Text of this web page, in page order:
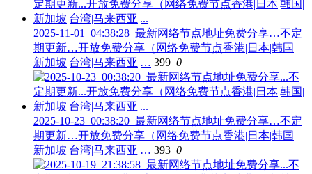
2025-11-01_04:38:28_最新网络节点地址免费分享…不定
期更新…开放免费分享（网络免费节点香港|日本|韩国|
新加坡|台湾|马来西亚|… 399 0
2025-10-23_00:38:20_最新网络节点地址免费分享…不定
期更新…开放免费分享（网络免费节点香港|日本|韩国|
新加坡|台湾|马来西亚|… 393 0